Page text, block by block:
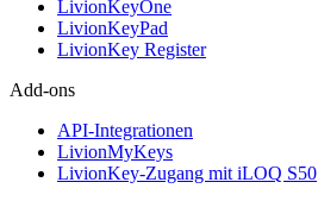
LivionKeyOne
LivionKeyPad
LivionKey Register
Add-ons
API-Integrationen
LivionMyKeys
LivionKey-Zugang mit iLOQ S50